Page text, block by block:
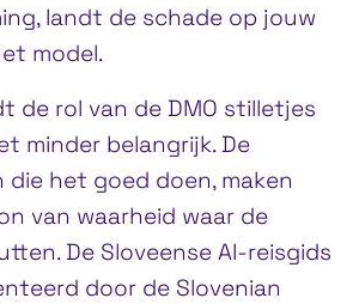
landt de schade op jouw
model.
de rol van de DMO stilletjes
minder belangrijk. De
die het goed doen, maken
van waarheid waar de
De Sloveense AI-reisgids
door de Slovenian